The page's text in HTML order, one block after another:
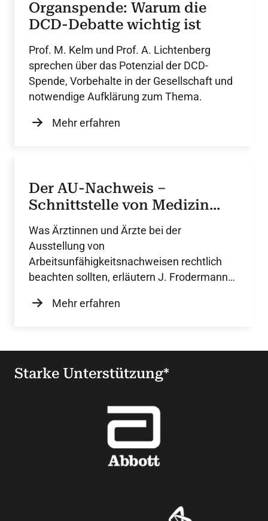
Organspende: Warum die
DCD-Debatte wichtig ist
Prof. M. Kelm und Prof. A. Lichtenberg
sprechen über das Potenzial der DCD-
Spende, Vorbehalte in der Gesellschaft und
notwendige Aufklärung zum Thema.
Mehr erfahren
Der AU-Nachweis –
Schnittstelle von Medizin
und Arbeitsrecht
Was Ärztinnen und Ärzte bei der
Ausstellung von
Arbeitsunfähigkeitsnachweisen rechtlich
beachten sollten, erläutern J. Frodermann
Mehr erfahren
Starke Unterstützung*